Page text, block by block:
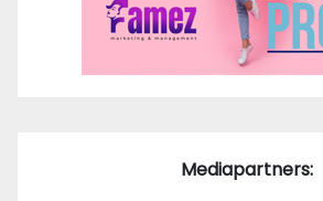
Mediapartners: